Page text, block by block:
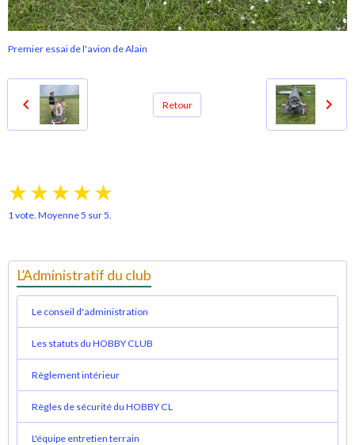
Premier essai de l'avion de Alain
Retour
★★★★★
1vote. Moyenne5 sur 5.
L’Administratif du club
Le conseil d'administration
Les statuts du HOBBY CLUB
Règlement intérieur
Règles de sécurité du HOBBY CL
L'équipe entretien terrain